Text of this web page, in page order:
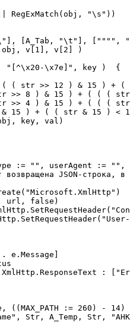
RegExMatch(obj, "\s"))
[A_Tab, "\t"], ["""",
v[1], v[2] )
"[^\x20-\x7e]", key )  {
( str >> 12 ) & 15 ) +
>> 8 ) & 15 ) + ( ( (
>> 4 ) & 15 ) + ( ( (
15 ) + ( ( str & 15 ) <
key, val)
:= "", userAgent := "",
возвращена JSON-строка,
url, false)
e.Message]
:
((MAX_PATH := 260) - 14)
Str, A_Temp, Str,